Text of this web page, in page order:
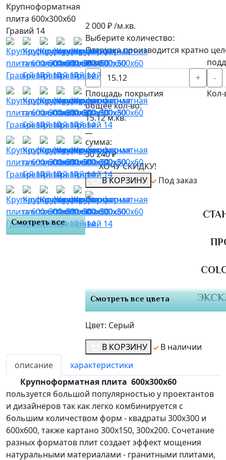
Крупноформатная
плита 600х300х60
Гравий 14
Смотреть все
2 000 ₽ /м.кв.
Выберите количество:
Отгрузка производится кратно
м.кв.
-
+
Площадь покрытия
-
общее кол-во:
15.12м.кв.
__
сумма:
30 240 ₽
ХОЧУ СКИДКУ!
В КОРЗИНУ
Под заказ
Смотреть все цвета
Цвет: Серый
В КОРЗИНУ
В наличии
описание
характеристики
Крупноформатная плита 600х300х60
пользуется большой популярностью у проектантов
и дизайнеров так как легко комбинируется с
большим количеством форм - квадраты 300х300 и
600х600, также картано 300х150, 300х200. Сочетание
разных форматов плит создает эффект мощения
натуральными материалами - гранитными плитами,